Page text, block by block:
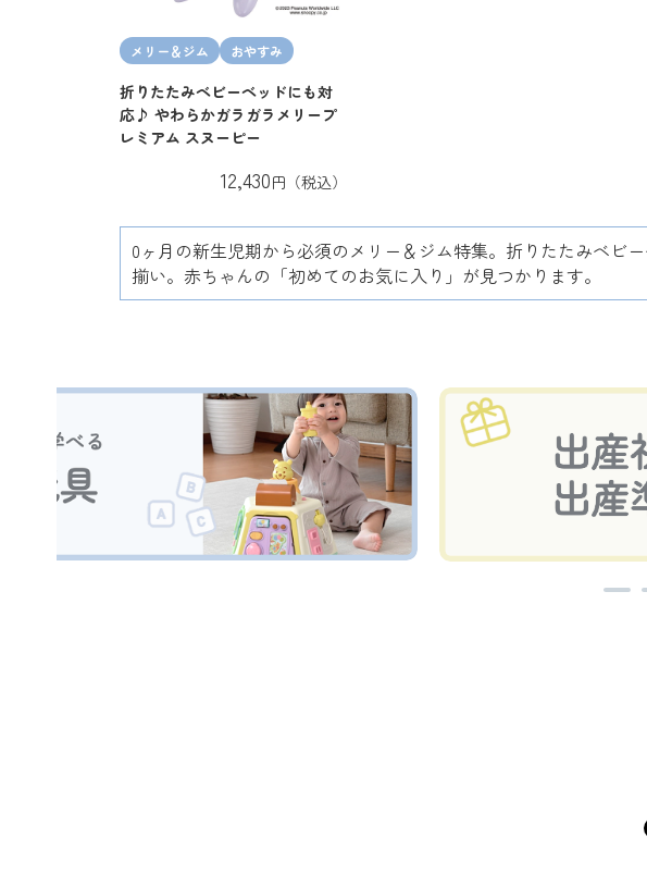
メリー＆ジム おやすみ
折りたたみベビーベッドにも対
応♪ やわらかガラガラメリープ
レミアム スヌーピー
12,430円（税込）
0ヶ月の新生児期から必須のメリー＆ジム特集。折りたたみベビ
揃い。赤ちゃんの「初めてのお気に入り」が見つかります。